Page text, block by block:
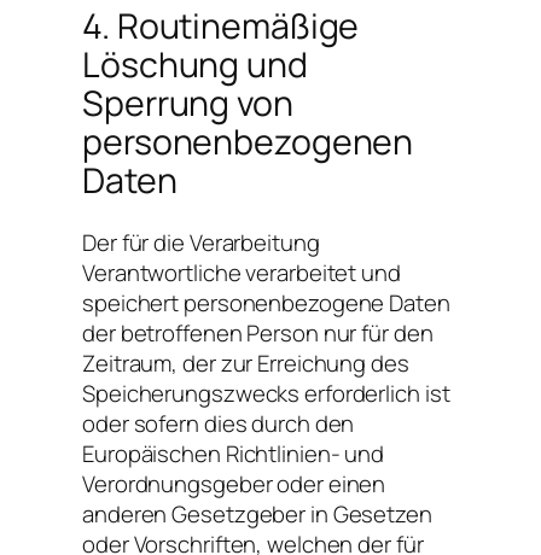
4. Routinemäßige
Löschung und
Sperrung von
personenbezogenen
Daten
Der für die Verarbeitung
Verantwortliche verarbeitet und
speichert personenbezogene Daten
der betroffenen Person nur für den
Zeitraum, der zur Erreichung des
Speicherungszwecks erforderlich ist
oder sofern dies durch den
Europäischen Richtlinien- und
Verordnungsgeber oder einen
anderen Gesetzgeber in Gesetzen
oder Vorschriften, welchen der für